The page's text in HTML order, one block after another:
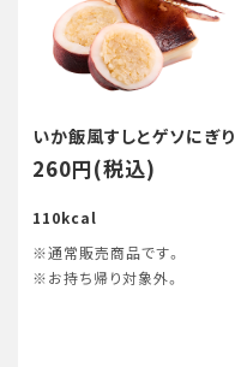
いか飯風すしとゲソにぎり
260円(税込)
110kcal
※通常販売商品です。
※お持ち帰り対象外。